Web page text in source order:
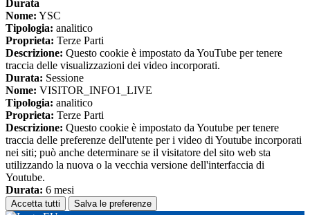
Durata
Nome: YSC
Tipologia: analitico
Proprieta: Terze Parti
Descrizione: Questo cookie è impostato da YouTube per tenere
traccia delle visualizzazioni dei video incorporati.
Durata: Sessione
Nome: VISITOR_INFO1_LIVE
Tipologia: analitico
Proprieta: Terze Parti
Descrizione: Questo cookie è impostato da Youtube per tenere
traccia delle preferenze dell'utente per i video di Youtube incorporati
nei siti; può anche determinare se il visitatore del sito web sta
utilizzando la nuova o la vecchia versione dell'interfaccia di
Youtube.
Durata: 6 mesi
Accetta tutti Salva le preferenze